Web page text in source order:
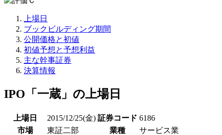
上場日
ブックビルディング期間
公開価格と初値
初値予想と予想利益
主な幹事証券
決算情報
IPO「一蔵」の上場日
上場日 2015/12/25(金) 証券コード 6186
市場
東証二部 業種 サービス業